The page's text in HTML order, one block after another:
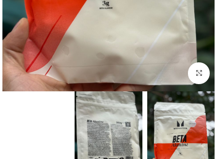
برای بزرگنمایی کلیک کنید